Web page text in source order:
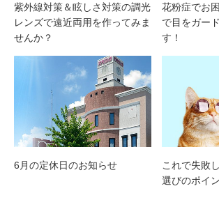
紫外線対策＆眩しさ対策の調光
レンズで遠近両用を作ってみま
せんか？
花粉症でお
で目をガー
す！
6月の定休日のお知らせ
これで失敗
選びのポイ